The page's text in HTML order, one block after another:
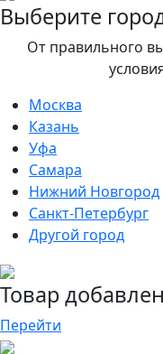
Выберите
От правильного
Москва
Казань
Уфа
Самара
Нижний Новгород
Санкт-Петербург
Другой город
Товар
Перейти